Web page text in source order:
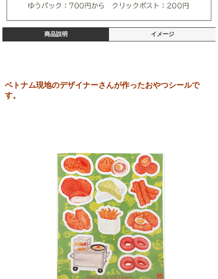
商品説明 イメージ
ベトナム現地のデザイナーさんが作ったおやつシールで
す。